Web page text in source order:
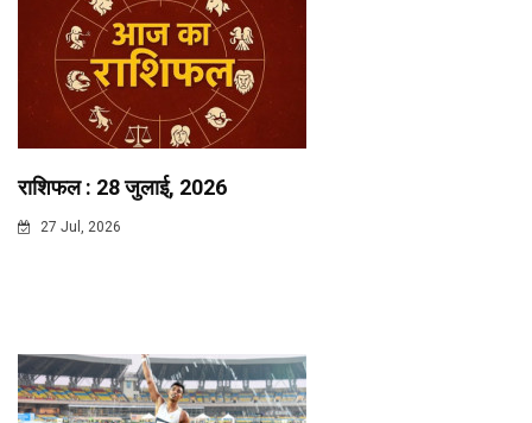
राशिफल : 28 जुलाई, 2026
27 Jul, 2026